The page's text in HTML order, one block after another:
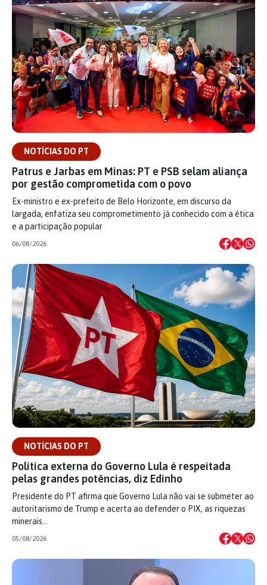
NOTÍCIAS DO PT
Patrus e Jarbas em Minas: PT e PSB selam aliança
por gestão comprometida com o povo
Ex-ministro e ex-prefeito de Belo Horizonte, em discurso da
largada, enfatiza seu comprometimento já conhecido com a ética
e a participação popular
06/08/2026
NOTÍCIAS DO PT
Política externa do Governo Lula é respeitada
pelas grandes potências, diz Edinho
Presidente do PT afirma que Governo Lula não vai se submeter ao
autoritarismo de Trump e acerta ao defender o PIX, as riquezas
minerais…
05/08/2026